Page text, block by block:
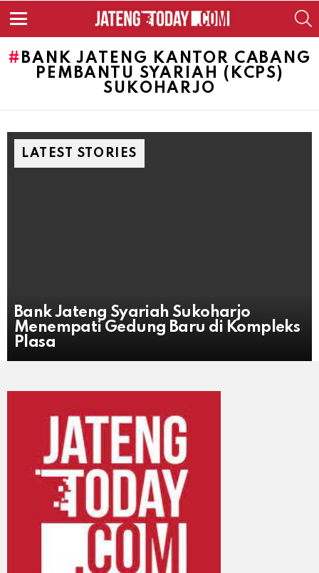
BANK JATENG KANTOR CABANG
PEMBANTU SYARIAH (KCPS)
SUKOHARJO
LATEST STORIES
Bank Jateng Syariah Sukoharjo
Menempati Gedung Baru di Kompleks
Plasa